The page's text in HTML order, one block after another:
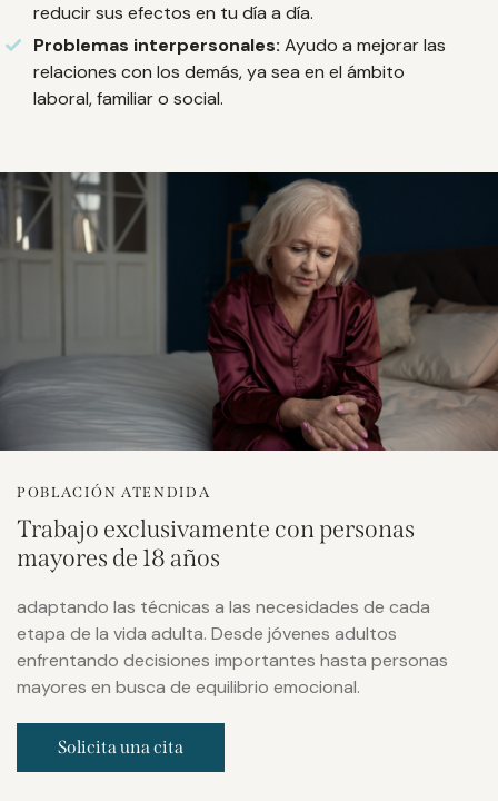
reducir sus efectos en tu día a día.
Problemas interpersonales: Ayudo a mejorar las
relaciones con los demás, ya sea en el ámbito
laboral, familiar o social.
POBLACIÓN ATENDIDA
Trabajo exclusivamente con personas
mayores de 18 años
adaptando las técnicas a las necesidades de cada
etapa de la vida adulta. Desde jóvenes adultos
enfrentando decisiones importantes hasta personas
mayores en busca de equilibrio emocional.
Solicita una cita